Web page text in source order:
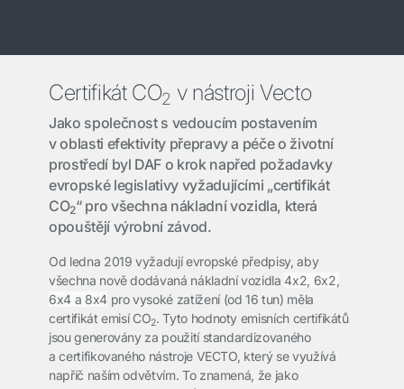
Certifikát CO2 v nástroji Vecto
Jako společnost s vedoucím postavením
v oblasti efektivity přepravy a péče o životní
prostředí byl DAF o krok napřed požadavky
evropské legislativy vyžadujícími „certifikát
CO2“ pro všechna nákladní vozidla, která
opouštějí výrobní závod.
Od ledna 2019 vyžadují evropské předpisy, aby
všechna nově dodávaná nákladní vozidla 4x2, 6x2,
6x4 a 8x4pro vysoké zatížení (od 16 tun) měla
certifikát emisí CO2. Tyto hodnoty emisních certifikátů
jsou generovány za použití standardizovaného
a certifikovaného nástroje VECTO, který se využívá
napříč naším odvětvím. To znamená, že jako